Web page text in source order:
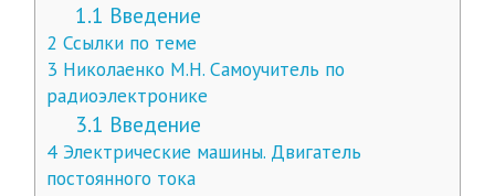
1.1 Введение
2 Ссылки по теме
3 Николаенко М.Н. Самоучитель по
радиоэлектронике
3.1 Введение
4Электрические машины. Двигатель
постоянного тока